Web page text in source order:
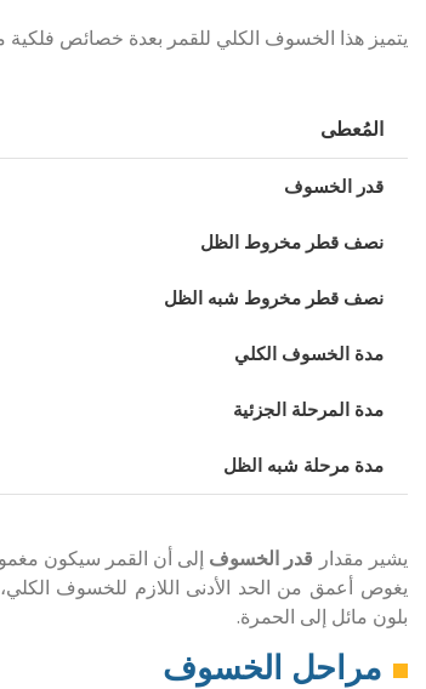
يتميز هذا الخسوف الكلي للقمر بعدة خصائص فلكية
المُعطى
قدر الخسوف
نصف قطر مخروط الظل
نصف قطر مخروط شبه الظل
مدة الخسوف الكلي
مدة المرحلة الجزئية
مدة مرحلة شبه الظل
يشير مقدار قدر الخسوف إلى أن القمر سيكون
يغوص أعمق من الحد الأدنى اللازم للخسوف
بلون مائل إلى الحمرة.
مراحل الخسوف